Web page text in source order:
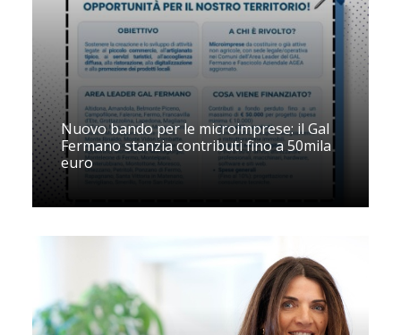
Nuovo bando per le microimprese: il Gal
Fermano stanzia contributi fino a 50mila
euro